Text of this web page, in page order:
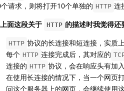
请求，则将打开10个单独的 HTTP 连
面这段关于
HTTP 的描述时我觉得还
HTTP 协议的长连接和短连接，实质
每个 HTTP 连接完成后，其对应的
连接的 HTTP 协议，会在响应头有加
在使用长连接的情况下，当一个网页
问这个服务器上的网页，会继续使用